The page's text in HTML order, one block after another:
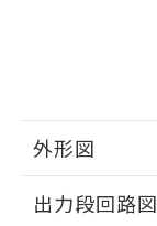
外形図
出力段回路図
を
の
用
指
EU
51物質の
るもので